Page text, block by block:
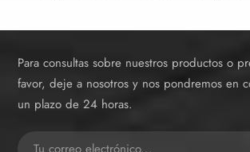
Para consultas sobre nuestros productos o
favor, deje a nosotros y nos pondremos en
un plazo de 24 horas.